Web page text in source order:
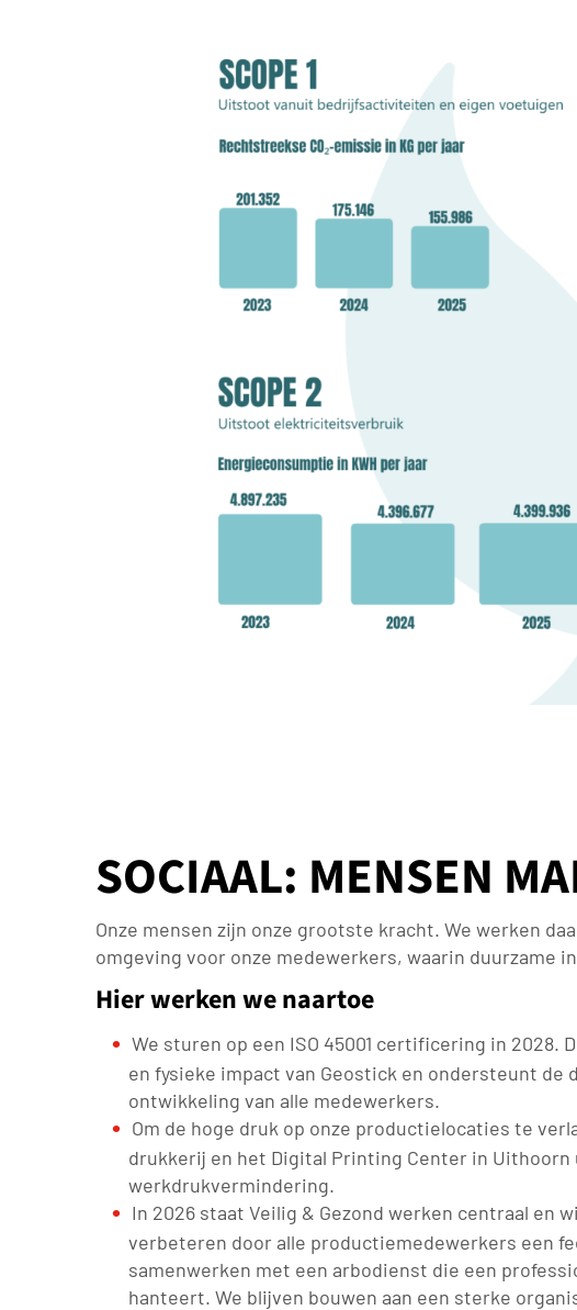
SOCIAAL: MENSEN
Onze mensen zijn onze grootste kracht. We werken
omgeving voor onze medewerkers, waarin duurzame
Hier werken we naartoe
We sturen op een ISO 45001 certificering in
en fysieke impact van Geostick en ondersteunt de
ontwikkeling van alle medewerkers.
Om de hoge druk op onze productielocaties te
drukkerij en het Digital Printing Center in
werkdrukvermindering.
In 2026 staat Veilig & Gezond werken centraal en
verbeteren door alle productiemedewerkers een
samenwerken met een arbodienst die een
hanteert. We blijven bouwen aan een sterke